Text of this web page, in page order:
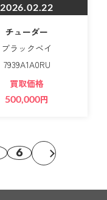
2026.02.22
チューダー
ブラックベイ
7939A1A0RU
買取価格
500,000円
6